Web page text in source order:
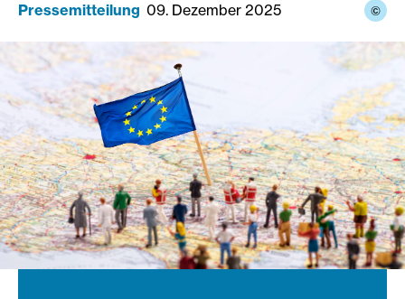
Pressemitteilung 09. Dezember 2025 ©